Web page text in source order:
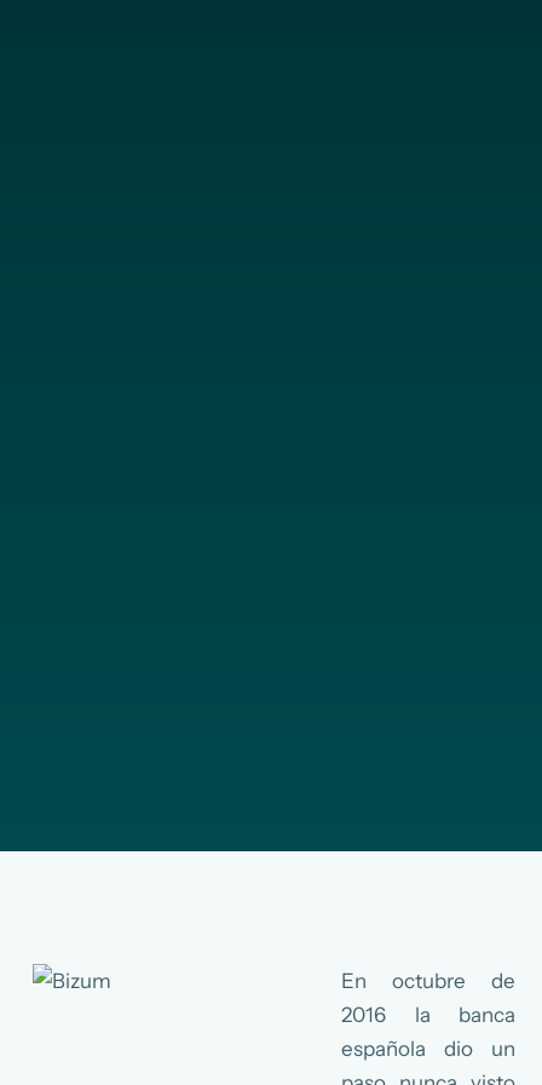
En octubre de
2016 la banca
española dio un